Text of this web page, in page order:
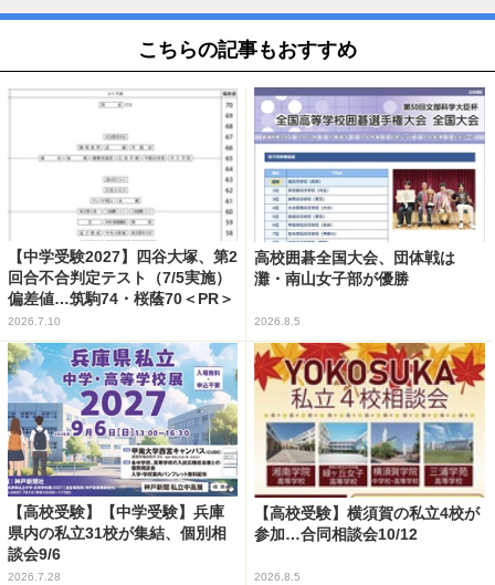
こちらの記事もおすすめ
【中学受験2027】四谷大塚、第2
回合不合判定テスト（7/5実施）
偏差値…筑駒74・桜蔭70＜PR＞
2026.7.10
高校囲碁全国大会、団体戦は
灘・南山女子部が優勝
2026.8.5
【高校受験】【中学受験】兵庫
県内の私立31校が集結、個別相
談会9/6
2026.7.28
【高校受験】横須賀の私立4校が
参加…合同相談会10/12
2026.8.5